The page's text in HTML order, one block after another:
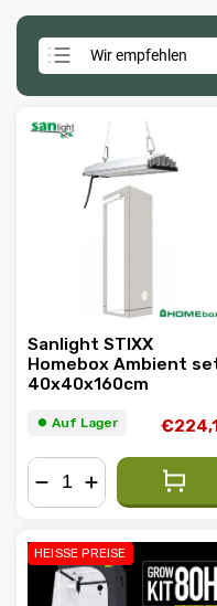
Wir empfehlen
Günstigste
Teuerste
Meistverkauft
Alphabetisch
Sanlight STIXX
Homebox Ambient
40x40x160cm
⏺︎ Auf Lager
HEISSE PREISE